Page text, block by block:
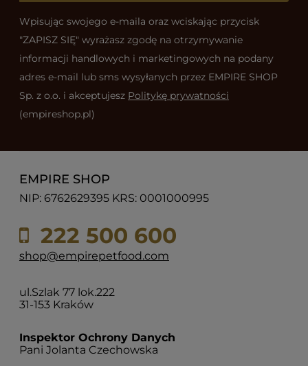
Wpisując swojego e-maila oraz wciskając przycisk
"ZAPISZ SIĘ" wyrażasz zgodę na otrzymywanie
informacji handlowych i marketingowych na podany
adres e-mail lub sms wysyłanych przez EMPIRE SHOP
Sp. z o.o. i akceptujesz Politykę prywatności
(empireshop.pl)
EMPIRE SHOP
NIP: 6762629395 KRS: 0001000995
222 500 600
shop@empirepetfood.com
ul.Szlak 77 lok.222
31-153 Kraków
Inspektor Ochrony Danych
Pani Jolanta Czechowska